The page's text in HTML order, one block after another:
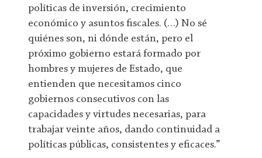
políticas de inversión, crecimiento
económico y asuntos fiscales. (…) No sé
quiénes son, ni dónde están, pero el
próximo gobierno estará formado por
hombres y mujeres de Estado, que
entienden que necesitamos cinco
gobiernos consecutivos con las
capacidades y virtudes necesarias, para
trabajar veinte años, dando continuidad a
políticas públicas, consistentes y eficaces.”